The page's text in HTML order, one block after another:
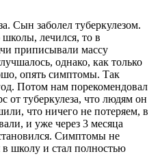
Сын заболел туберкулезом.
лечился, то в
приписывали массу
однако, как только
опять симптомы. Так
Потом нам порекомендовал
от туберкулеза, что людям он
что ничего не потеряем, в
и уже через 3 месяца
Симптомы не
в школу и стал полностью